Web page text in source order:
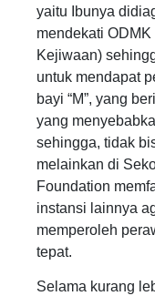
yaitu Ibunya
mendekati
Kejiwaan)
untuk mendapat
bayi “M”, yang
yang
sehingga, tidak
melainkan di
Foundation
instansi lainnya
memperoleh
tepat.
Selama kurang